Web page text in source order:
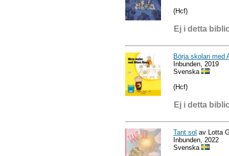
(Hcf)
Ej i detta
Börja skolan med
Inbunden, 2019
Svenska
(Hcf)
Ej i detta
Tant sol av Lotta
Inbunden, 2022
Svenska